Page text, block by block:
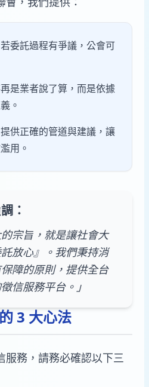
若委託過程有爭議，公會可
是業者說了算，而是依據
。
提供正確的管道與建議，讓
用。
：
的宗旨，就是讓社會大
放心』。我們秉持消
障的原則，提供全台
信服務平台。」
3 大心法
服務，請務必確認以下三